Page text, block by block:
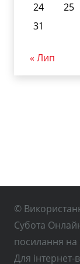
24
25
31
« Лип
©
Субота
посилання
Для інтернет-